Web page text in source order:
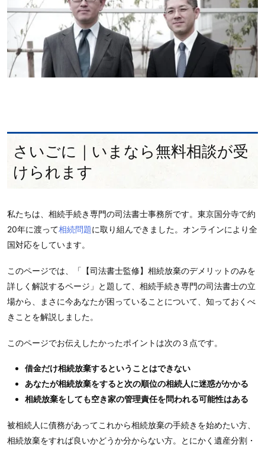
さいごに｜いまなら無料相談が受
けられます
私たちは、相続手続き専門の司法書士事務所です。東京国分寺で約
20年に渡って相続問題に取り組んできました。オンラインにより全
国対応をしています。
このページでは、「【司法書士監修】相続放棄のデメリットのみを
詳しく解説するページ」と題して、相続手続き専門の司法書士の立
場から、まさに今あなたが困っていることについて、知っておくべ
きことを解説しました。
このページでお伝えしたかったポイントは次の３点です。
借金だけ相続放棄するということはできない
あなたが相続放棄をすると次の順位の相続人に迷惑がかかる
相続放棄をしても空き家の管理責任を問われる可能性はある
被相続人に債務があってこれから相続放棄の手続きを始めたい方、
相続放棄をすれば良いかどうか分からない方。とにかく遺産分割・